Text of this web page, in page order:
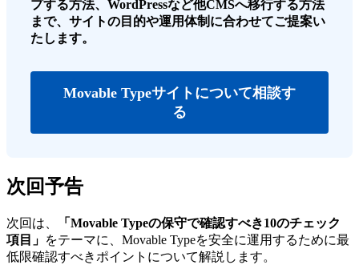
プする方法、WordPressなど他CMSへ移行する方法
まで、サイトの目的や運用体制に合わせてご提案い
たします。
Movable Typeサイトについて相談す
る
次回予告
次回は、
「Movable Typeの保守で確認すべき10のチェック
項目」 をテーマに、Movable Typeを安全に運用するために最
低限確認すべきポイントについて解説します。